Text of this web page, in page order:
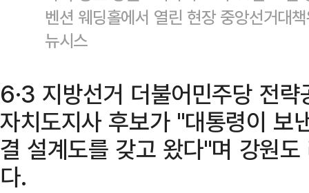
벤션 웨딩홀에서 열린 현장 중앙선거대
뉴시스
6·3 지방선거 더불어민주당 전
자치도지사 후보가 "대통령이 보
결 설계도를 갖고 왔다"며 강원
다.